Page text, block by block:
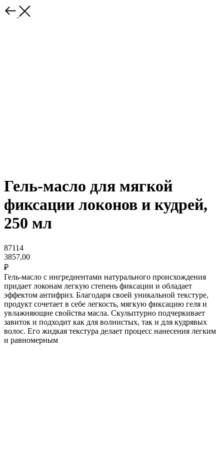
Гель-масло для мягкой
фиксации локонов и кудрей,
250 мл
87114
3857,00
₽
Гель-масло с ингредиентами натурального происхождения
придает локонам легкую степень фиксации и обладает
эффектом антифриз. Благодаря своей уникальной текстуре,
продукт сочетает в себе легкость, мягкую фиксацию геля и
увлажняющие свойства масла. Скульптурно подчеркивает
завиток и подходит как для волнистых, так и для кудрявых
волос. Его жидкая текстура делает процесс нанесения легким
и равномерным